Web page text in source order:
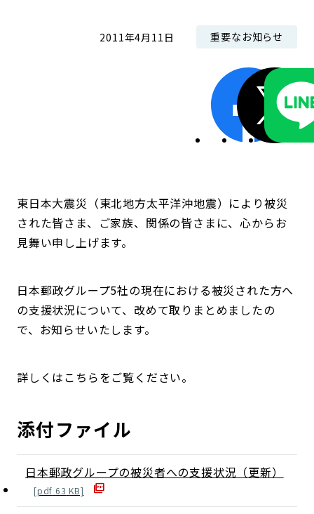
2011年4月11日 重要なお知らせ
東日本大震災（東北地方太平洋沖地震）により被災
された皆さま、ご家族、関係の皆さまに、心からお
見舞い申し上げます。
日本郵政グループ5社の現在における被災された方へ
の支援状況について、改めて取りまとめましたの
で、お知らせいたします。
詳しくはこちらをご覧ください。
添付ファイル
日本郵政グループの被災者への支援状況（更新）
[pdf 63 KB]